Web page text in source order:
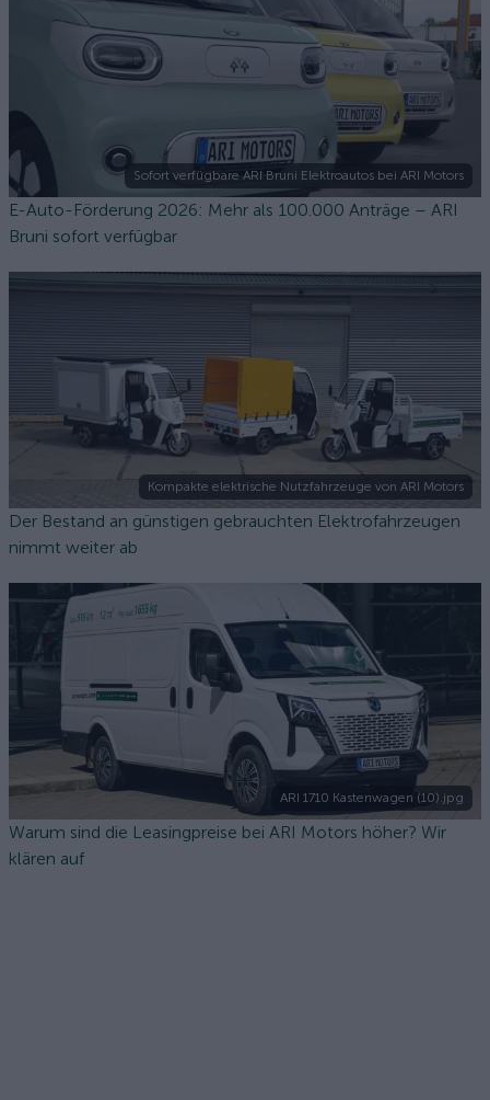
Sofort verfügbare ARI Bruni Elektroautos bei ARI Motors
E-Auto-Förderung 2026: Mehr als 100.000 Anträge – ARI
Bruni sofort verfügbar
Kompakte elektrische Nutzfahrzeuge von ARI Motors
Der Bestand an günstigen gebrauchten Elektrofahrzeugen
nimmt weiter ab
ARI 1710 Kastenwagen (10).jpg
Warum sind die Leasingpreise bei ARI Motors höher? Wir
klären auf